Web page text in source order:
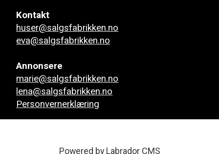
Kontakt
huser@salgsfabrikken.no
eva@salgsfabrikken.no
Annonsere
marie@salgsfabrikken.no
lena@salgsfabrikken.no
Personvernerklæring
Powered by Labrador CMS